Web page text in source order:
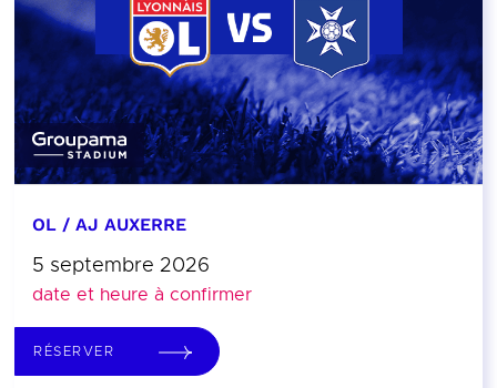
OL / AJ AUXERRE
5 septembre 2026
date et heure à confirmer
RÉSERVER